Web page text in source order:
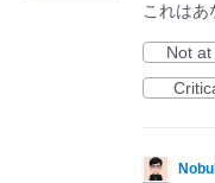
これは
Not at